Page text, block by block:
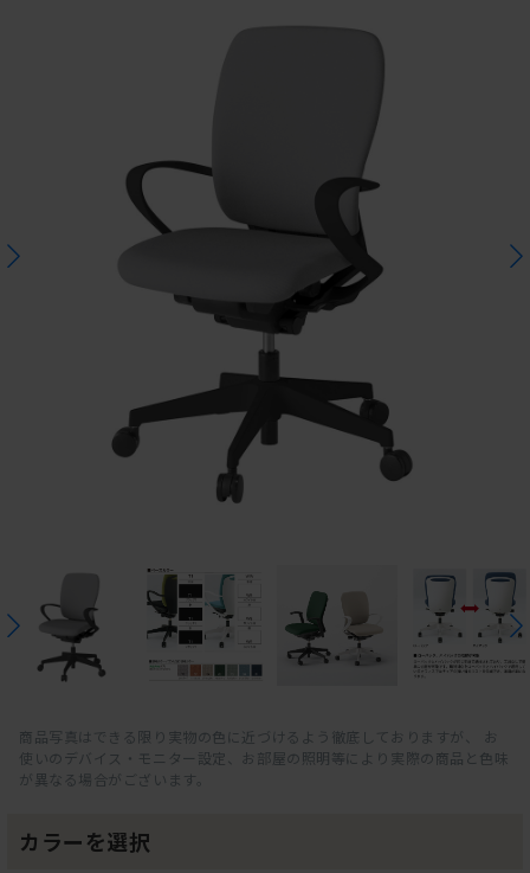
商品写真はできる限り実物の色に近づけるよう徹底しておりますが、 お
使いのデバイス・モニター設定、お部屋の照明等により実際の商品と色味
が異なる場合がございます。
カラーを選択